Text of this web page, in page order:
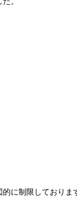
に制限しておりま